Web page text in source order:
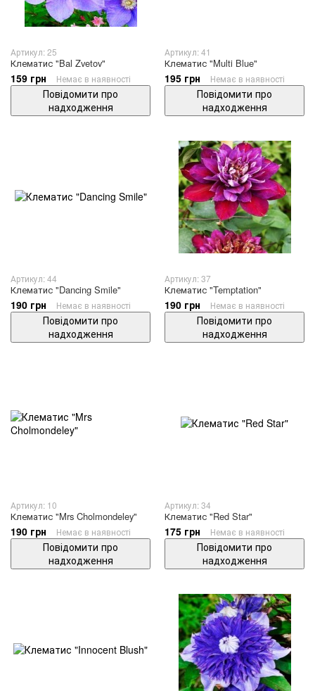
Артикул: 25
Клематис "Bal Zvetov"
159 грн Немає в наявності
Повідомити про
надходження
Артикул: 41
Клематис "Multi Blue"
195 грн Немає в наявності
Повідомити про
надходження
Артикул: 44
Клематис "Dancing Smile"
190 грн Немає в наявності
Повідомити про
надходження
Артикул: 37
Клематис "Temptation"
190 грн Немає в наявності
Повідомити про
надходження
Артикул: 10
Клематис "Mrs Cholmondeley"
190 грн Немає в наявності
Повідомити про
надходження
Артикул: 34
Клематис "Red Star"
175 грн Немає в наявності
Повідомити про
надходження